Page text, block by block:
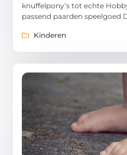
knuffelpony’s tot echte
passend paarden speelgoed
Kinderen